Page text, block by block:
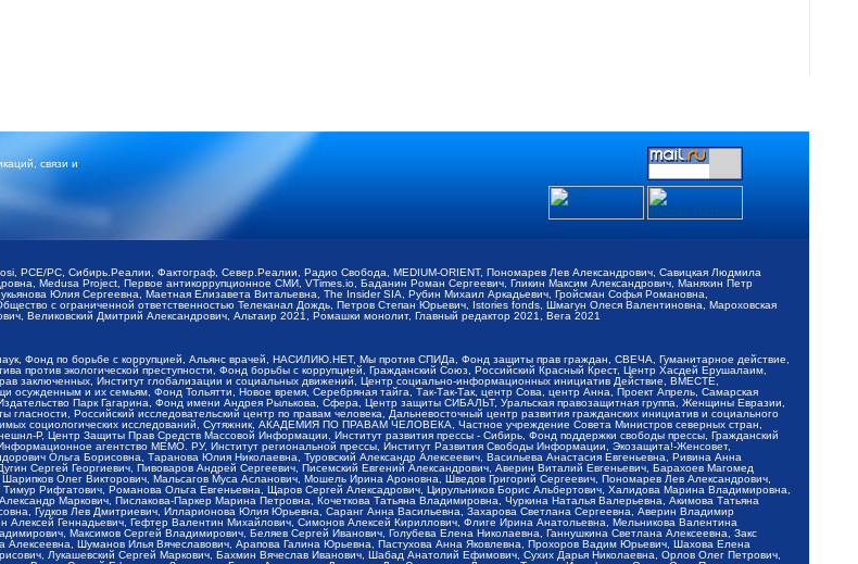
связи и
PCE/PC, Сибирь.Реалии, Фактограф, Север.Реалии, Радио Свобода, MEDIUM-ORIENT, Пономарев Лев Александрович, Савицкая Людмила
Medusa Project, Первое антикоррупционное СМИ, VTimes.io, Баданин Роман Сергеевич, Гликин Максим Александрович, Маняхин Петр
Юлия Сергеевна, Маетная Елизавета Витальевна, The Insider SIA, Рубин Михаил Аркадьевич, Гройсман Софья Романовна,
с ограниченной ответственностью Телеканал Дождь, Петров Степан Юрьевич, Istories fonds, Шмагун Олеся Валентиновна, Мароховская
Великовский Дмитрий Александрович, Альтаир 2021, Ромашки монолит, Главный редактор 2021, Вега 2021
Фонд по борьбе с коррупцией, Альянс врачей, НАСИЛИЮ.НЕТ, Мы против СПИДа, Фонд защиты прав граждан, СВЕЧА, Гуманитарное действие,
против экологической преступности, Фонд борьбы с коррупцией, Гражданский Союз, Российский Красный Крест, Центр Хасдей Ерушалаим,
заключенных, Институт глобализации и социальных движений, Центр социально-информационных инициатив Действие, ВМЕСТЕ,
и их семьям, Фонд Тольятти, Новое время, Серебряная тайга, Так-Так-Так, центр Сова, центр Анна, Проект Апрель, Самарская
Парк Гагарина, Фонд имени Андрея Рылькова, Сфера, Центр защиты СИБАЛЬТ, Уральская правозащитная группа, Женщины Евразии,
Российский исследовательский центр по правам человека, Дальневосточный центр развития гражданских инициатив и социального
социологических исследований, Сутяжник, АКАДЕМИЯ ПО ПРАВАМ ЧЕЛОВЕКА, Частное учреждение Совета Министров северных стран,
Р, Центр Защиты Прав Средств Массовой Информации, Институт развития прессы - Сибирь, Фонд поддержки свободы прессы, Гражданский
агентство МЕМО. РУ, Институт региональной прессы, Институт Развития Свободы Информации, Экозащита!-Женсовет,
Ольга Борисовна, Таранова Юлия Николаевна, Туровский Александр Алексеевич, Васильева Анастасия Евгеньевна, Ривина Анна
Сергей Георгиевич, Пивоваров Андрей Сергеевич, Писемский Евгений Александрович, Аверин Виталий Евгеньевич, Барахоев Магомед
Олег Викторович, Мальсагов Муса Асланович, Мошель Ирина Ароновна, Шведов Григорий Сергеевич, Пономарев Лев Александрович,
Рифгатович, Романова Ольга Евгеньевна, Щаров Сергей Алексадрович, Цирульников Борис Альбертович, Халидова Марина Владимировна,
Маркович, Пислакова-Паркер Марина Петровна, Кочеткова Татьяна Владимировна, Чуркина Наталья Валерьевна, Акимова Татьяна
Гудков Лев Дмитриевич, Илларионова Юлия Юрьевна, Саранг Анна Васильевна, Захарова Светлана Сергеевна, Аверин Владимир
Геннадьевич, Гефтер Валентин Михайлович, Симонов Алексей Кириллович, Флиге Ирина Анатольевна, Мельникова Валентина
Максимов Сергей Владимирович, Беляев Сергей Иванович, Голубева Елена Николаевна, Ганнушкина Светлана Алексеевна, Закс
Шуманов Илья Вячеславович, Арапова Галина Юрьевна, Пастухова Анна Яковлевна, Прохоров Вадим Юрьевич, Шахова Елена
Лукашевский Сергей Маркович, Бахмин Вячеслав Иванович, Шабад Анатолий Ефимович, Сухих Дарья Николаевна, Орлов Олег Петрович,